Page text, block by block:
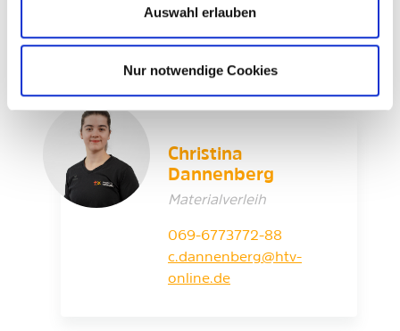
Auswahl erlauben
Nur notwendige Cookies
069-6773772-66
c.spinken@htv-online.de
Christina
Dannenberg
Materialverleih
069-6773772-88
c.dannenberg@htv-
online.de